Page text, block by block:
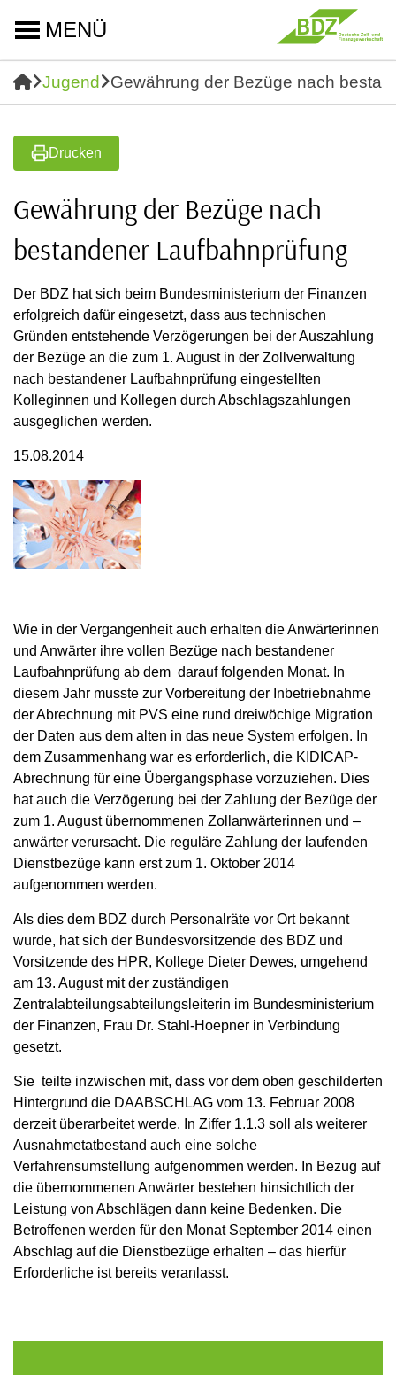
MENÜ
Jugend Gewährung der Bezüge nach
Drucken
Gewährung der Bezüge nach
bestandener Laufbahnprüfung
Der BDZ hat sich beim Bundesministerium der Finanzen
erfolgreich dafür eingesetzt, dass aus technischen
Gründen entstehende Verzögerungen bei der Auszahlung
der Bezüge an die zum 1. August in der Zollverwaltung
nach bestandener Laufbahnprüfung eingestellten
Kolleginnen und Kollegen durch Abschlagszahlungen
ausgeglichen werden.
15.08.2014
Wie in der Vergangenheit auch erhalten die Anwärterinnen
und Anwärter ihre vollen Bezüge nach bestandener
Laufbahnprüfung ab dem darauf folgenden Monat. In
diesem Jahr musste zur Vorbereitung der Inbetriebnahme
der Abrechnung mit PVS eine rund dreiwöchige Migration
der Daten aus dem alten in das neue System erfolgen. In
dem Zusammenhang war es erforderlich, die KIDICAP-
Abrechnung für eine Übergangsphase vorzuziehen. Dies
hat auch die Verzögerung bei der Zahlung der Bezüge der
zum 1. August übernommenen Zollanwärterinnen und –
anwärter verursacht. Die reguläre Zahlung der laufenden
Dienstbezüge kann erst zum 1. Oktober 2014
aufgenommen werden.
Als dies dem BDZ durch Personalräte vor Ort bekannt
wurde, hat sich der Bundesvorsitzende des BDZ und
Vorsitzende des HPR, Kollege Dieter Dewes, umgehend
am 13. August mit der zuständigen
Zentralabteilungsabteilungsleiterin im Bundesministerium
der Finanzen, Frau Dr. Stahl-Hoepner in Verbindung
gesetzt.
Sie teilte inzwischen mit, dass vor dem oben geschilderten
Hintergrund die DAABSCHLAG vom 13. Februar 2008
derzeit überarbeitet werde. In Ziffer 1.1.3 soll als weiterer
Ausnahmetatbestand auch eine solche
Verfahrensumstellung aufgenommen werden. In Bezug auf
die übernommenen Anwärter bestehen hinsichtlich der
Leistung von Abschlägen dann keine Bedenken. Die
Betroffenen werden für den Monat September 2014 einen
Abschlag auf die Dienstbezüge erhalten – das hierfür
Erforderliche ist bereits veranlasst.